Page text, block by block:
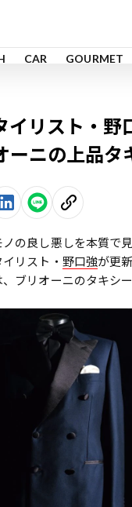
CAR GOURMET
イリスト・野
ーニの上品タ
の良し悪しを本質で見
リスト・ 野口強が更
ブリオーニのタキシー